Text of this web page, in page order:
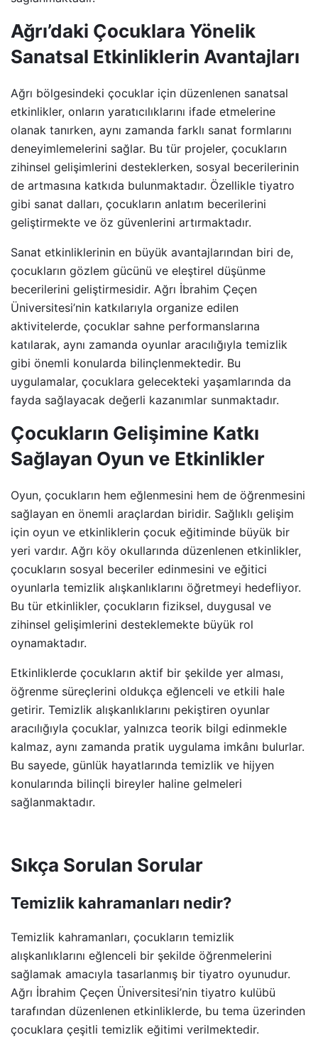
Ağrı’daki Çocuklara Yönelik
Sanatsal Etkinliklerin Avantajları
Ağrı bölgesindeki çocuklar için düzenlenen sanatsal
etkinlikler, onların yaratıcılıklarını ifade etmelerine
olanak tanırken, aynı zamanda farklı sanat formlarını
deneyimlemelerini sağlar. Bu tür projeler, çocukların
zihinsel gelişimlerini desteklerken, sosyal becerilerinin
de artmasına katkıda bulunmaktadır. Özellikle tiyatro
gibi sanat dalları, çocukların anlatım becerilerini
geliştirmekte ve öz güvenlerini artırmaktadır.
Sanat etkinliklerinin en büyük avantajlarından biri de,
çocukların gözlem gücünü ve eleştirel düşünme
becerilerini geliştirmesidir. Ağrı İbrahim Çeçen
Üniversitesi’nin katkılarıyla organize edilen
aktivitelerde, çocuklar sahne performanslarına
katılarak, aynı zamanda oyunlar aracılığıyla temizlik
gibi önemli konularda bilinçlenmektedir. Bu
uygulamalar, çocuklara gelecekteki yaşamlarında da
fayda sağlayacak değerli kazanımlar sunmaktadır.
Çocukların Gelişimine Katkı
Sağlayan Oyun ve Etkinlikler
Oyun, çocukların hem eğlenmesini hem de öğrenmesini
sağlayan en önemli araçlardan biridir. Sağlıklı gelişim
için oyun ve etkinliklerin çocuk eğitiminde büyük bir
yeri vardır. Ağrı köy okullarında düzenlenen etkinlikler,
çocukların sosyal beceriler edinmesini ve eğitici
oyunlarla temizlik alışkanlıklarını öğretmeyi hedefliyor.
Bu tür etkinlikler, çocukların fiziksel, duygusal ve
zihinsel gelişimlerini desteklemekte büyük rol
oynamaktadır.
Etkinliklerde çocukların aktif bir şekilde yer alması,
öğrenme süreçlerini oldukça eğlenceli ve etkili hale
getirir. Temizlik alışkanlıklarını pekiştiren oyunlar
aracılığıyla çocuklar, yalnızca teorik bilgi edinmekle
kalmaz, aynı zamanda pratik uygulama imkânı bulurlar.
Bu sayede, günlük hayatlarında temizlik ve hijyen
konularında bilinçli bireyler haline gelmeleri
sağlanmaktadır.
Sıkça Sorulan Sorular
Temizlik kahramanları nedir?
Temizlik kahramanları, çocukların temizlik
alışkanlıklarını eğlenceli bir şekilde öğrenmelerini
sağlamak amacıyla tasarlanmış bir tiyatro oyunudur.
Ağrı İbrahim Çeçen Üniversitesi’nin tiyatro kulübü
tarafından düzenlenen etkinliklerde, bu tema üzerinden
çocuklara çeşitli temizlik eğitimi verilmektedir.